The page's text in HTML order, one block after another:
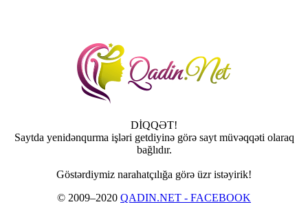
DİQQƏT!
Saytda yenidənqurma işləri getdiyinə görə sayt müvəqqəti olaraq
bağlıdır.
Göstərdiymiz narahatçılığa görə üzr istəyirik!
© 2009–2020 QADIN.NET - FACEBOOK